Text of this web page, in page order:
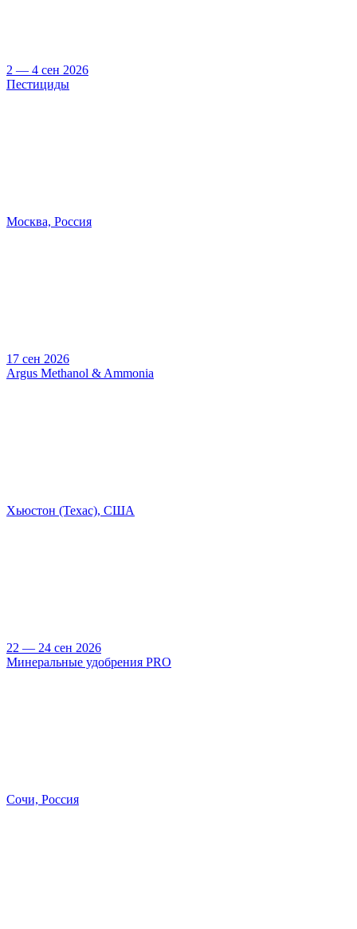
2 — 4 сен 2026
Пестициды
Москва, Россия
17 сен 2026
Argus Methanol & Ammonia
Хьюстон (Техас), США
22 — 24 сен 2026
Минеральные удобрения PRO
Сочи, Россия